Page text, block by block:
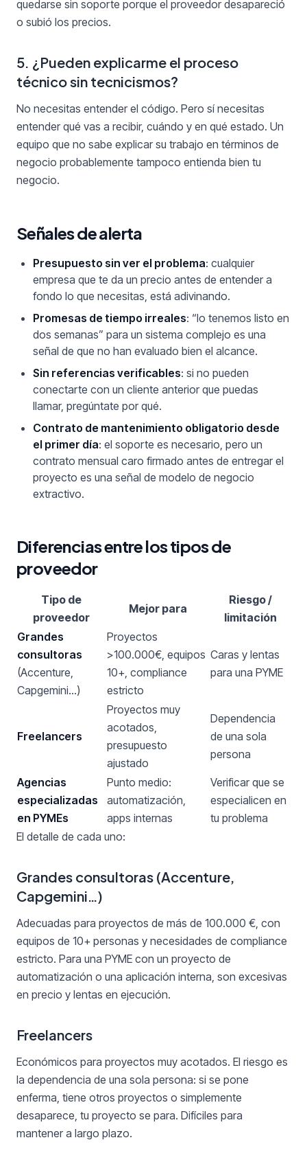
quedarse sin soporte porque el proveedor desapareció
o subió los precios.
5. ¿Pueden explicarme el proceso
técnico sin tecnicismos?
No necesitas entender el código. Pero sí necesitas
entender qué vas a recibir, cuándo y en qué estado. Un
equipo que no sabe explicar su trabajo en términos de
negocio probablemente tampoco entienda bien tu
negocio.
Señales de alerta
Presupuesto sin ver el problema: cualquier
empresa que te da un precio antes de entender a
fondo lo que necesitas, está adivinando.
Promesas de tiempo irreales: “lo tenemos listo en
dos semanas” para un sistema complejo es una
señal de que no han evaluado bien el alcance.
Sin referencias verificables: si no pueden
conectarte con un cliente anterior que puedas
llamar, pregúntate por qué.
Contrato de mantenimiento obligatorio desde
el primer día: el soporte es necesario, pero un
contrato mensual caro firmado antes de entregar el
proyecto es una señal de modelo de negocio
extractivo.
Diferencias entre los tipos de
proveedor
Tipo de
proveedor
Mejor para
Riesgo /
limitación
Grandes
consultoras
(Accenture,
Capgemini…)
Proyectos
>100.000€, equipos
10+, compliance
estricto
Caras y lentas
para una PYME
Freelancers
Proyectos muy
acotados,
presupuesto
ajustado
Dependencia
de una sola
persona
Agencias
especializadas
en PYMEs
Punto medio:
automatización,
apps internas
Verificar que se
especialicen en
tu problema
El detalle de cada uno:
Grandes consultoras (Accenture,
Capgemini…)
Adecuadas para proyectos de más de 100.000 €, con
equipos de 10+ personas y necesidades de compliance
estricto. Para una PYME con un proyecto de
automatización o una aplicación interna, son excesivas
en precio y lentas en ejecución.
Freelancers
Económicos para proyectos muy acotados. El riesgo es
la dependencia de una sola persona: si se pone
enferma, tiene otros proyectos o simplemente
desaparece, tu proyecto se para. Difíciles para
mantener a largo plazo.